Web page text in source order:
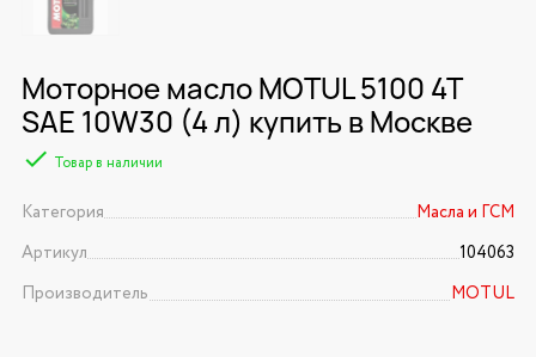
Моторное масло MOTUL 5100 4T
SAE 10W30 (4 л) купить в Москве
Товар в наличии
Категория
Масла и ГСМ
Артикул
104063
Производитель
MOTUL